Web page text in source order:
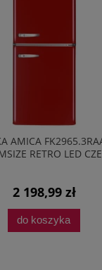
AMICA
RETRO LED
2 198,99 zł
do koszyka